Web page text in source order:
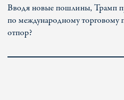
Вводя новые пошлины, Трамп
по международному торговому
отпор?